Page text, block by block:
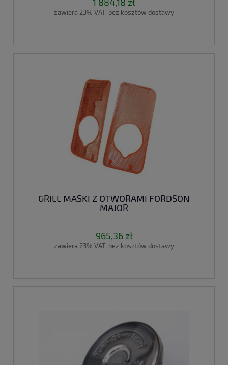
zawiera 23% VAT, bez kosztów dostawy
GRILL MASKI Z OTWORAMI FORDSON
MAJOR
965,36 zł
zawiera 23% VAT, bez kosztów dostawy